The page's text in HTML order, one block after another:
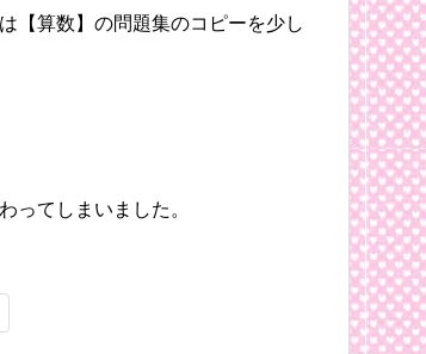
【算数】の問題集のコピーを少し
ってしまいました。